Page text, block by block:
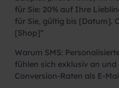
für Sie: 20% auf Ihre
für Sie, gültig bis [Datum].
[Shop]“
Warum SMS:
fühlen sich exklusiv an und
Conversion-Raten als E-